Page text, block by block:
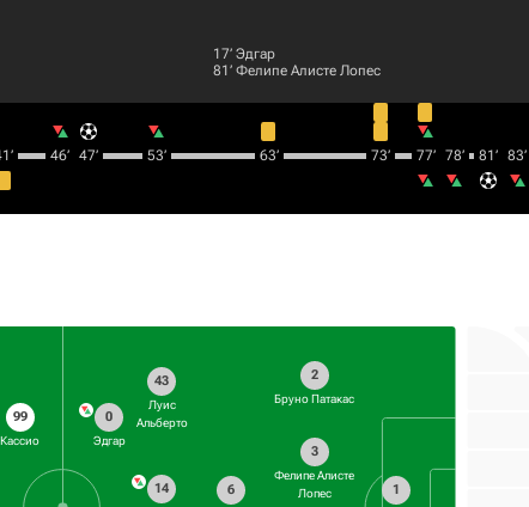
17‎’‎ Эдгар
81‎’‎ Фелипе Алисте Лопес
46‎’‎ 47‎’‎ 53‎’‎ 63‎’‎ 73‎’‎ 77‎’‎ 78‎’‎ 81‎’‎ 83‎’‎
99
Кассио
1
2
Бруно Патакас
3
Фелипе Алисте
Лопес
6
43
Луис
Альберто
14
0
Эдгар